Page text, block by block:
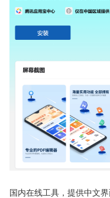
国内在线工具，提供中文